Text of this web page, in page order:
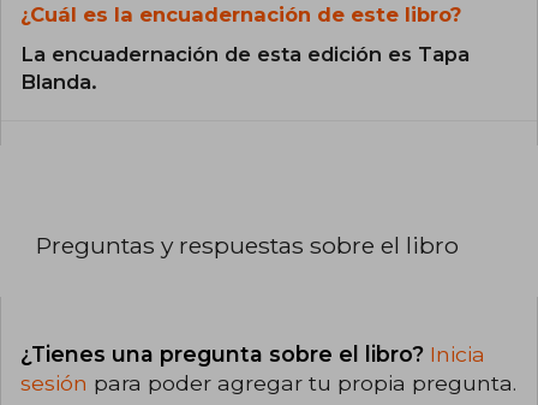
¿Cuál es la encuadernación de este libro?
La encuadernación de esta edición es Tapa
Blanda.
Preguntas y respuestas sobre el libro
¿Tienes una pregunta sobre el libro? Inicia
sesión para poder agregar tu propia pregunta.